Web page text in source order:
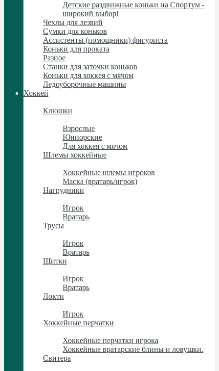
Детские раздвижные коньки на Спортум -
широкий выбор!
Чехлы для лезвий
Сумки для коньков
Ассистенты (помощники) фигуриста
Коньки для проката
Разное
Станки для заточки коньков
Коньки для хоккея с мячом
Ледоуборочные машины
Хоккей
Клюшки
Взрослые
Юниорские
Для хоккея с мячом
Шлемы хоккейные
Хоккейные шлемы игроков
Маска (вратарь/игрок)
Нагрудники
Игрок
Вратарь
Трусы
Игрок
Вратарь
Щитки
Игрок
Вратарь
Локти
Игрок
Хоккейные перчатки
Хоккейные перчатки игрока
Хоккейные вратарские блины и ловушки.
Свитера